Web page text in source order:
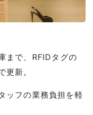
まで、RFIDタグの
更新。
ッフの業務負担を軽